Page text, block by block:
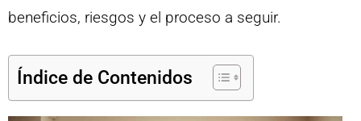
beneficios, riesgos y el proceso a seguir.
Índice de Contenidos